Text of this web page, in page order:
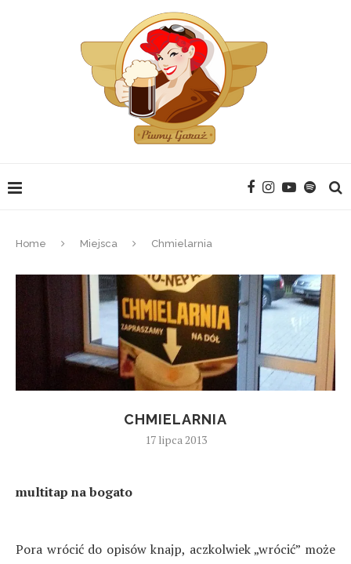
Home Miejsca Chmielarnia
CHMIELARNIA
17 lipca 2013
multitap na bogato
Pora wrócić do opisów knajp, aczkolwiek „wrócić” może